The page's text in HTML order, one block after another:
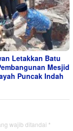
Letakkan Batu
Mesjid
Puncak Indah
wajib ditandai *